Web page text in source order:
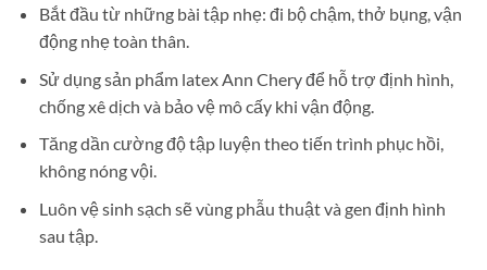
Bắt đầu từ những bài tập nhẹ: đi bộ chậm, thở bụng, vận
động nhẹ toàn thân.
Sử dụng sản phẩm latex Ann Chery để hỗ trợ định hình,
chống xê dịch và bảo vệ mô cấy khi vận động.
Tăng dần cường độ tập luyện theo tiến trình phục hồi,
không nóng vội.
Luôn vệ sinh sạch sẽ vùng phẫu thuật và gen định hình
sau tập.